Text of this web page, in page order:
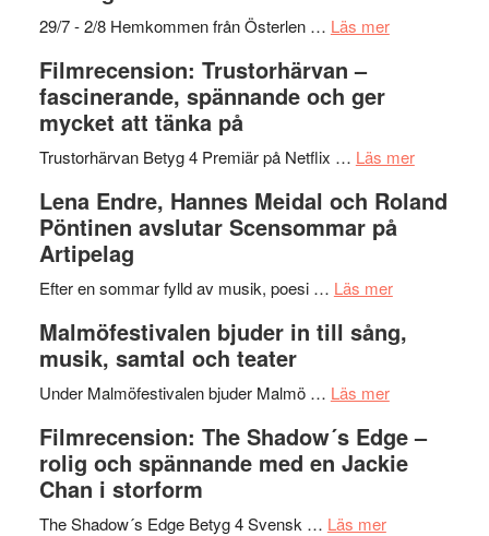
och
Scully
–
och
lättsam
29/7 - 2/8 Hemkommen från Österlen … Läs merom
2026
I
Delvis
genrens
terräng
Filmrecension: Trustorhärvan –
fascinerande, spännande och ger
mycket att tänka på
Trustorhärvan Betyg 4 Premiär på Netflix … Läs merom
på
Lena Endre, Hannes Meidal och Roland
Pöntinen avslutar Scensommar på
Artipelag
Efter en sommar fylld av musik, poesi … Läs merom
Endre,
Roland
Pöntinen
Malmöfestivalen bjuder in till sång,
musik, samtal och teater
Under Malmöfestivalen bjuder Malmö … Läs merom
bjuder
in
Filmrecension: The Shadow´s Edge –
rolig och spännande med en Jackie
Chan i storform
The Shadow´s Edge Betyg 4 Svensk … Läs merom